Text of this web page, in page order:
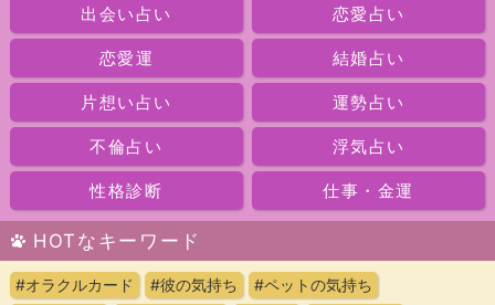
出会い占い 恋愛占い
恋愛運 結婚占い
片想い占い 運勢占い
不倫占い 浮気占い
性格診断 仕事・金運
HOTなキーワード
#オラクルカード #彼の気持ち
#ペットの気持ち